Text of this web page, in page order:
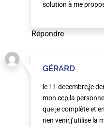
solution à me
Répondre
GÉRARD
le 11 decembre,je
mon ccp;la
que je complète et
rien venir,j’utilise la